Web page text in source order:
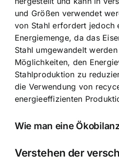
und Größen verwendet
von Stahl erfordert jedoch
Energiemenge, da das
Stahl umgewandelt
Möglichkeiten, den
Stahlproduktion zu
die Verwendung von
energieeffizienten
Wie man eine
Verstehen der